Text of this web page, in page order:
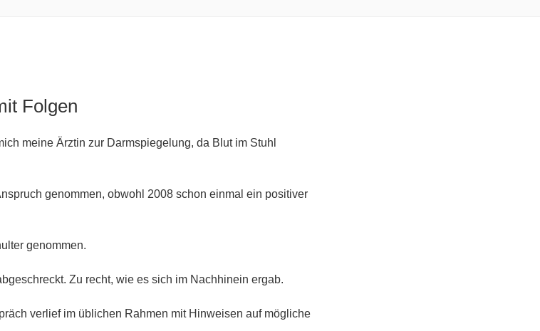
Folgen
meine Ärztin zur Darmspiegelung, da Blut im Stuhl
genommen, obwohl 2008 schon einmal ein positiver
genommen.
Zu recht, wie es sich im Nachhinein ergab.
verlief im üblichen Rahmen mit Hinweisen auf mögliche